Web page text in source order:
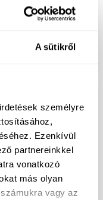
A sütikről
személyre
Ezenkívül
partnereinkkel
vonatkozó
más olyan
vagy az
470g 12db/#